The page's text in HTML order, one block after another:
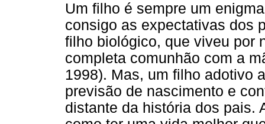
Um filho é sempre um
consigo as expectativas dos
filho biológico, que viveu por
completa comunhão com a
1998). Mas, um filho adotivo
previsão de nascimento e
distante da história dos pais.